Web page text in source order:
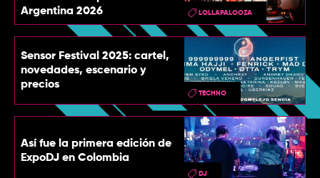
Argentina 2026
LOLLAPALOOZA
Sensor Festival 2025: cartel,
novedades, escenario y
precios
TECHNO
Así fue la primera edición de
ExpoDJ en Colombia
DJ